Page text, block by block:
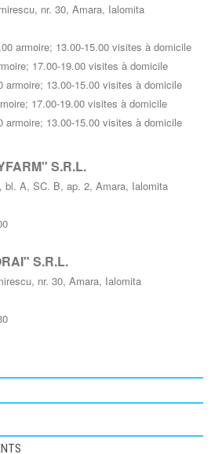
nr. 30, Amara, Ialomita
armoire; 13.00-15.00 visites à domicile
17.00-19.00 visites à domicile
armoire; 13.00-15.00 visites à domicile
17.00-19.00 visites à domicile
armoire; 13.00-15.00 visites à domicile
S.R.L.
bl. A, SC. B, ap. 2, Amara, Ialomita
S.R.L.
nr. 30, Amara, Ialomita